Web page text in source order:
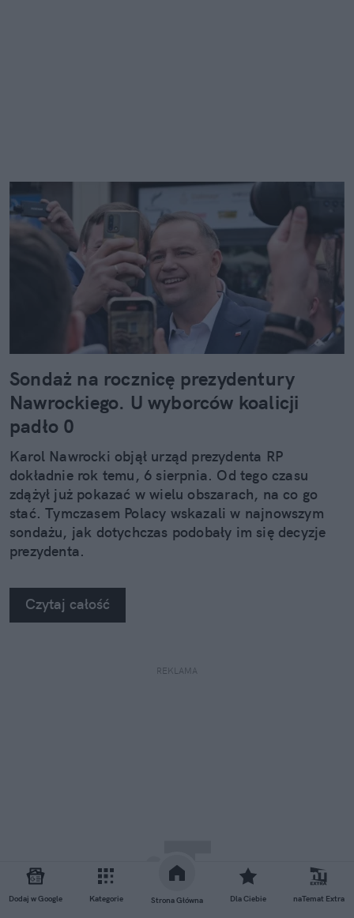
Dodaj w Google Kategorie Strona Główna Dla Ciebie naTemat Extra
Sondaż na rocznicę prezydentury
Nawrockiego. U wyborców koalicji
padło 0
Karol Nawrocki objął urząd prezydenta RP
dokładnie rok temu, 6 sierpnia. Od tego czasu
zdążył już pokazać w wielu obszarach, na co go
stać. Tymczasem Polacy wskazali w najnowszym
sondażu, jak dotychczas podobały im się decyzje
prezydenta.
Czytaj całość
REKLAMA